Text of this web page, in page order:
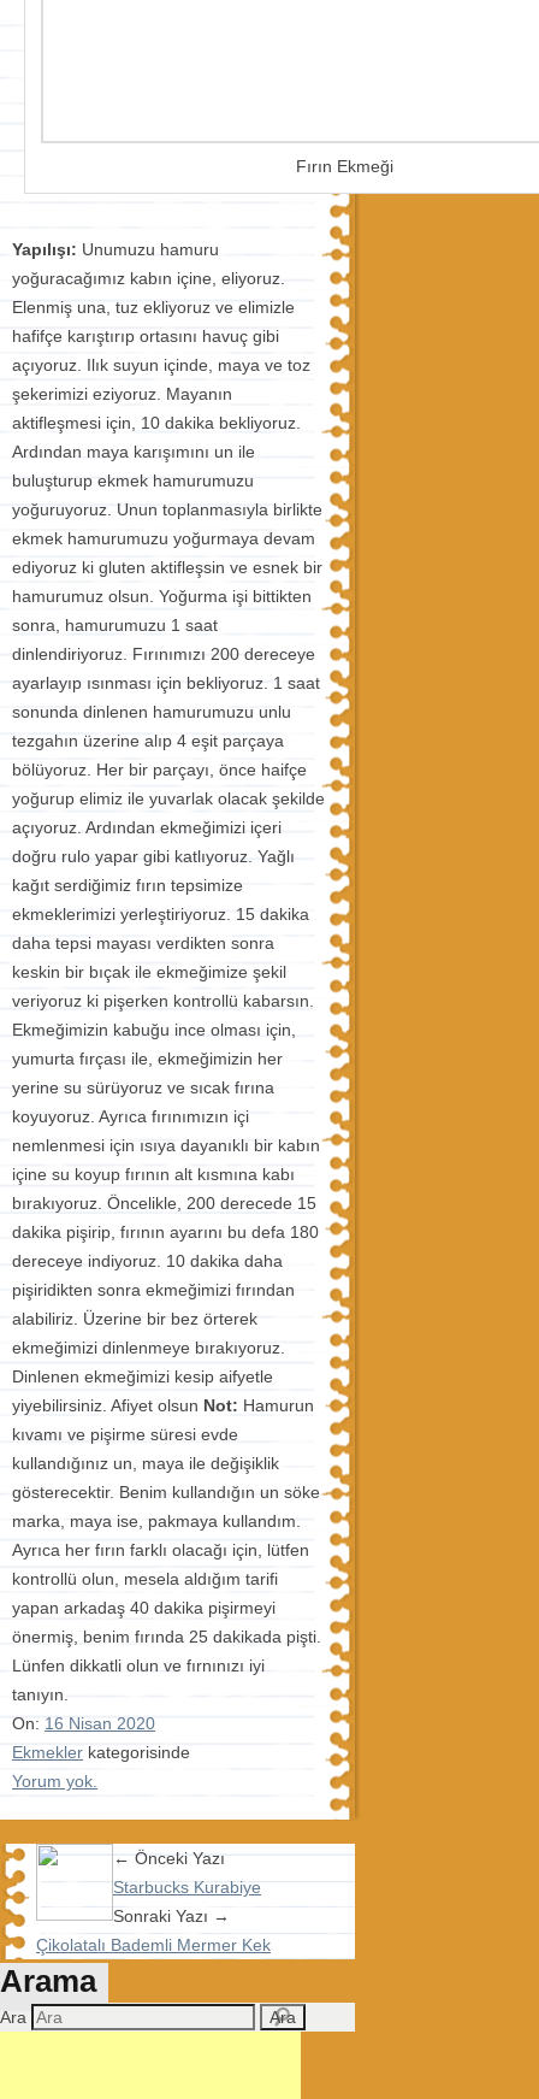
Fırın Ekmeği
Yapılışı: Unumuzu hamuru
yoğuracağımız kabın içine, eliyoruz.
Elenmiş una, tuz ekliyoruz ve elimizle
hafifçe karıştırıp ortasını havuç gibi
açıyoruz. Ilık suyun içinde, maya ve toz
şekerimizi eziyoruz. Mayanın
aktifleşmesi için, 10 dakika bekliyoruz.
Ardından maya karışımını un ile
buluşturup ekmek hamurumuzu
yoğuruyoruz. Unun toplanmasıyla birlikte
ekmek hamurumuzu yoğurmaya devam
ediyoruz ki gluten aktifleşsin ve esnek bir
hamurumuz olsun. Yoğurma işi bittikten
sonra, hamurumuzu 1 saat
dinlendiriyoruz. Fırınımızı 200 dereceye
ayarlayıp ısınması için bekliyoruz. 1 saat
sonunda dinlenen hamurumuzu unlu
tezgahın üzerine alıp 4 eşit parçaya
bölüyoruz. Her bir parçayı, önce haifçe
yoğurup elimiz ile yuvarlak olacak şekilde
açıyoruz. Ardından ekmeğimizi içeri
doğru rulo yapar gibi katlıyoruz. Yağlı
kağıt serdiğimiz fırın tepsimize
ekmeklerimizi yerleştiriyoruz. 15 dakika
daha tepsi mayası verdikten sonra
keskin bir bıçak ile ekmeğimize şekil
veriyoruz ki pişerken kontrollü kabarsın.
Ekmeğimizin kabuğu ince olması için,
yumurta fırçası ile, ekmeğimizin her
yerine su sürüyoruz ve sıcak fırına
koyuyoruz. Ayrıca fırınımızın içi
nemlenmesi için ısıya dayanıklı bir kabın
içine su koyup fırının alt kısmına kabı
bırakıyoruz. Öncelikle, 200 derecede 15
dakika pişirip, fırının ayarını bu defa 180
dereceye indiyoruz. 10 dakika daha
pişiridikten sonra ekmeğimizi fırından
alabiliriz. Üzerine bir bez örterek
ekmeğimizi dinlenmeye bırakıyoruz.
Dinlenen ekmeğimizi kesip aifyetle
yiyebilirsiniz. Afiyet olsun Not: Hamurun
kıvamı ve pişirme süresi evde
kullandığınız un, maya ile değişiklik
gösterecektir. Benim kullandığın un söke
marka, maya ise, pakmaya kullandım.
Ayrıca her fırın farklı olacağı için, lütfen
kontrollü olun, mesela aldığım tarifi
yapan arkadaş 40 dakika pişirmeyi
önermiş, benim fırında 25 dakikada pişti.
Lünfen dikkatli olun ve fırnınızı iyi
tanıyın.
On: 16 Nisan 2020
Ekmekler kategorisinde
Yorum yok.
← Önceki Yazı
Starbucks Kurabiye
Sonraki Yazı →
Çikolatalı Bademli Mermer Kek
Arama
Ara